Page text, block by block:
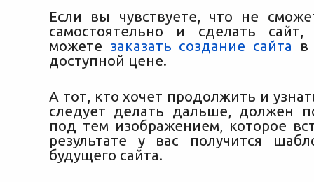
Если вы чувствуете, что не
самостоятельно и сделать
можете заказать создание сайта в
доступной цене.
А тот, кто хочет продолжить и
следует делать дальше, должен
под тем изображением, которое
результате у вас получится
будущего сайта.